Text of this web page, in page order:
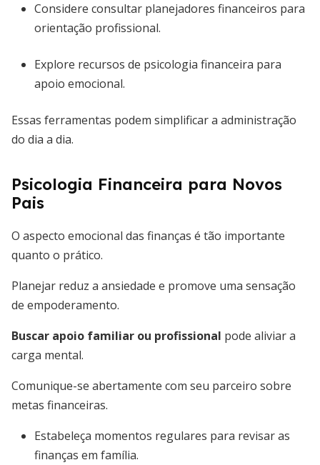
Considere consultar planejadores financeiros para
orientação profissional.
Explore recursos de psicologia financeira para
apoio emocional.
Essas ferramentas podem simplificar a administração
do dia a dia.
Psicologia Financeira para Novos
Pais
O aspecto emocional das finanças é tão importante
quanto o prático.
Planejar reduz a ansiedade e promove uma sensação
de empoderamento.
Buscar apoio familiar ou profissional pode aliviar a
carga mental.
Comunique-se abertamente com seu parceiro sobre
metas financeiras.
Estabeleça momentos regulares para revisar as
finanças em família.